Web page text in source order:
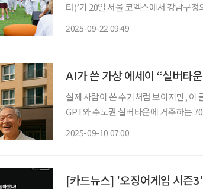
타)’가 20일 서울 코엑스에서 강남구
2025-09-22 09:49
AI가 쓴 가상 에세이 “실버타
실제 사람이 쓴 수기처럼 보이지만, 이
GPT와 수도권 실버타운에 거주하는
2025-09-10 07:00
[카드뉴스] '오징어게임 시즌